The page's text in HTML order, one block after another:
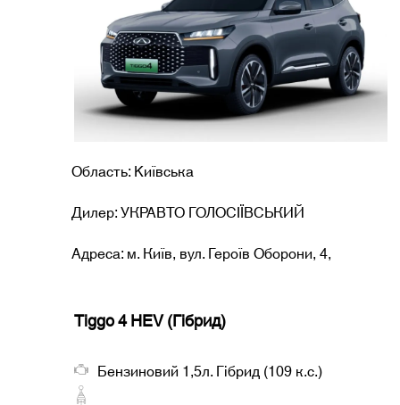
Область: Kиївська
Дилер: УКРАВТО ГОЛОСІЇВСЬКИЙ
Адреса: м. Київ, вул. Героїв Оборони, 4,
Tiggo 4 HEV (Гібрид)
Бензиновий 1,5л. Гібрид (109 к.с.)